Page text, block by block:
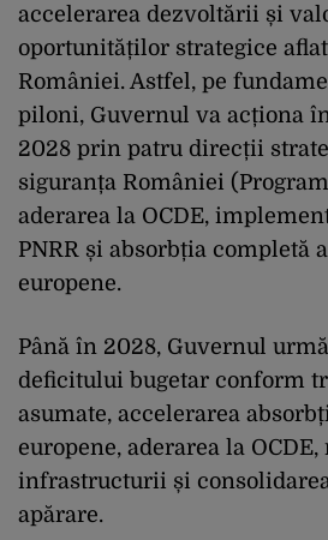
accelerarea dezvoltării și
oportunităților strategice
României. Astfel, pe
piloni, Guvernul va acționa
2028 prin patru direcții
siguranța României
aderarea la OCDE,
PNRR și absorbția completă
europene.
Până în 2028, Guvernul
deficitului bugetar conform
asumate, accelerarea
europene, aderarea la
infrastructurii și
apărare.